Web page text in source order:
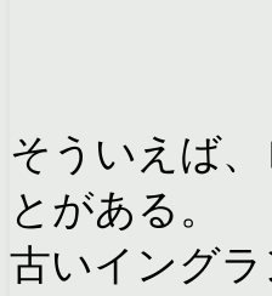
そういえば
とがある。
古いイング